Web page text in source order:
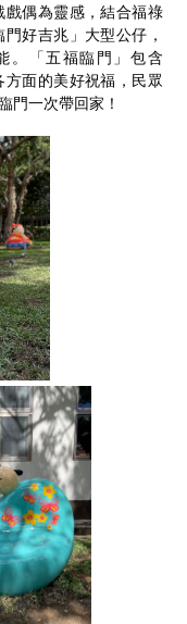
偶為靈感，結合福祿
好吉兆」大型公仔，
。「五福臨門」包含
方面的美好祝福，民眾
門一次帶回家！